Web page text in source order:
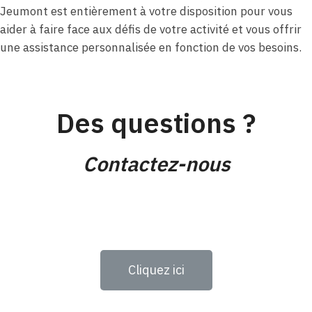
Jeumont est entièrement à votre disposition pour vous
aider à faire face aux défis de votre activité et vous offrir
une assistance personnalisée en fonction de vos besoins.
Des questions ?
Contactez-nous
Cliquez ici